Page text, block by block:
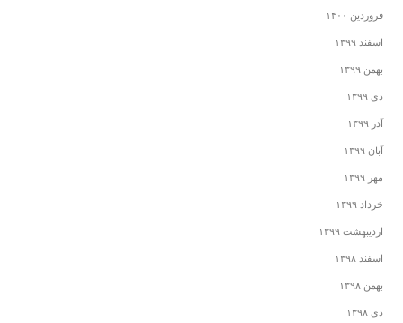
فروردین ۱۴۰۰
اسفند ۱۳۹۹
بهمن ۱۳۹۹
دی ۱۳۹۹
آذر ۱۳۹۹
آبان ۱۳۹۹
مهر ۱۳۹۹
خرداد ۱۳۹۹
اردیبهشت ۱۳۹۹
اسفند ۱۳۹۸
بهمن ۱۳۹۸
دی ۱۳۹۸